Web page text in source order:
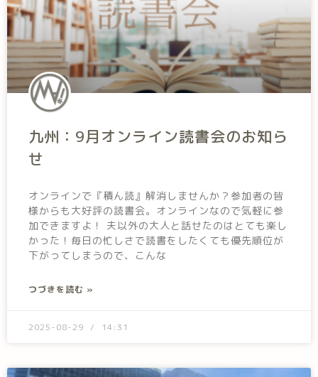
九州：9月オンライン読書会のお知ら
せ
オンラインで『積ん読』解消しませんか？参加者の皆
様からも大好評の読書会。オンラインなので気軽に参
加できますよ！ 夫以外の大人と話せたのはとても楽し
かった！毎日の忙しさで読書をしたくても優先順位が
下がってしまうので、こんな
つづきを読む »
2025-08-29 14:31